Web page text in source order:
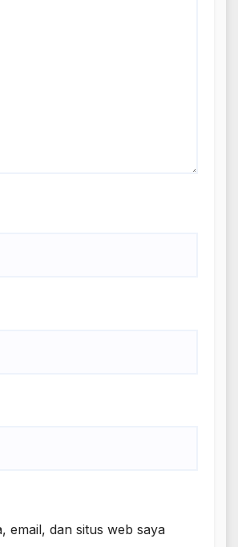
email, dan situs web saya